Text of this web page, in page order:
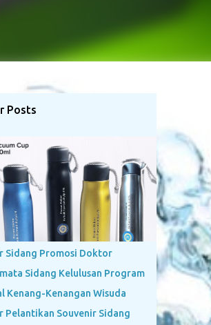
Posts
Sidang Promosi Doktor
Sidang Kelulusan Program
Kenang-Kenangan Wisuda
Pelantikan Souvenir Sidang